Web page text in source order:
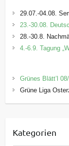
29.07.-04.08.
23.-30.08.
28.-30.8.
4.-6.9. Tagung
Grünes Blätt’l
Grüne Liga
Kategorien